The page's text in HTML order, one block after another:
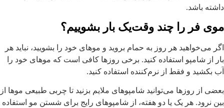
باشد.
فر را چند وقت‌یک بار بشوییم؟
می‌خواهید هر روز به حمام بروید و موهای خود را بشویید، نباید هر
از شامپو استفاده کنید. برخی روزها کافی است که موهای خود را
بکشید و فقط از نرم‌کننده استفاده کنید.
از روزها می‌توانید شامپوهای ملایم بزنید تا چربی طبیعی موها از
نرود. هر یک یا دو هفته، از شامپوهای رایج برای شستن مو استفاده